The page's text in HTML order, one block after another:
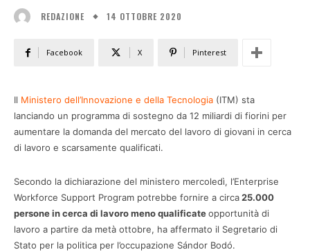
REDAZIONE 14 OTTOBRE 2020
Facebook X Pinterest
Il Ministero dell’Innovazione e della Tecnologia (ITM) sta
lanciando un programma di sostegno da 12 miliardi di fiorini per
aumentare la domanda del mercato del lavoro di giovani in cerca
di lavoro e scarsamente qualificati.
Secondo la dichiarazione del ministero mercoledì, l’Enterprise
Workforce Support Program potrebbe fornire a circa25.000
persone in cerca di lavoro meno qualificateopportunità di
lavoro a partire da metà ottobre, ha affermato il Segretario di
Stato per la politica per l’occupazione Sándor Bodó.